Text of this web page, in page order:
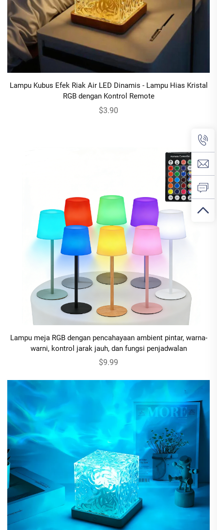
Lampu Kubus Efek Riak Air LED Dinamis - Lampu Hias Kristal
RGB dengan Kontrol Remote
$3.90
Lampu meja RGB dengan pencahayaan ambient pintar, warna-
warni, kontrol jarak jauh, dan fungsi penjadwalan
$9.99